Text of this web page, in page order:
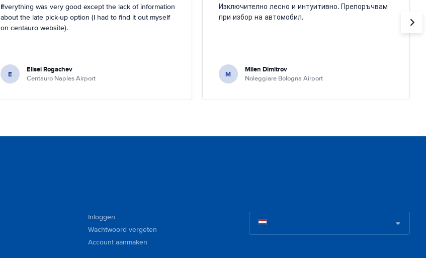
Everything was very good except the lack of information
about the late pick-up option (I had to find it out myself
on centauro website).
E Elisei Rogachev
Centauro Naples Airport
Изключително лесно и интуитивно. Препоръчвам
при избор на автомобил.
M Milen Dimitrov
Noleggiare Bologna Airport
Inloggen
Wachtwoord vergeten
Account aanmaken